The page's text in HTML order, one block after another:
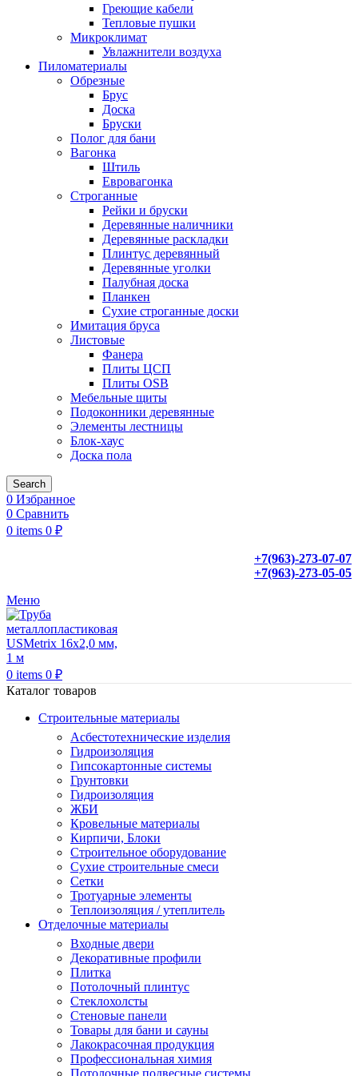
Греющие кабели
Тепловые пушки
Микроклимат
Увлажнители воздуха
Пиломатериалы
Обрезные
Брус
Доска
Бруски
Полог для бани
Вагонка
Штиль
Евровагонка
Строганные
Рейки и бруски
Деревянные наличники
Деревянные раскладки
Плинтус деревянный
Деревянные уголки
Палубная доска
Планкен
Сухие строганные доски
Имитация бруса
Листовые
Фанера
Плиты ЦСП
Плиты OSB
Мебельные щиты
Подоконники деревянные
Элементы лестницы
Блок-хаус
Доска пола
Search
0 Избранное
0 Сравнить
0 items 0 ₽
+7(963)-273-07-07
+7(963)-273-05-05
Меню
0 items 0 ₽
Каталог товаров
Строительные материалы
Асбестотехнические изделия
Гидроизоляция
Гипсокартонные системы
Грунтовки
Гидроизоляция
ЖБИ
Кровельные материалы
Кирпичи, Блоки
Строительное оборудование
Сухие строительные смеси
Сетки
Тротуарные элементы
Теплоизоляция / утеплитель
Отделочные материалы
Входные двери
Декоративные профили
Плитка
Потолочный плинтус
Стеклохолсты
Стеновые панели
Товары для бани и сауны
Лакокрасочная продукция
Профессиональная химия
Потолочные подвесные системы